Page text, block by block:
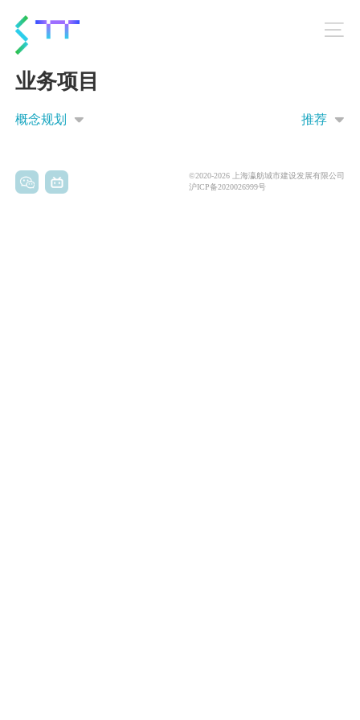
业务项目
概念规划 推荐
©2020-2026 上海瀛舫城市建设发展有限公司
沪ICP备2020026999号